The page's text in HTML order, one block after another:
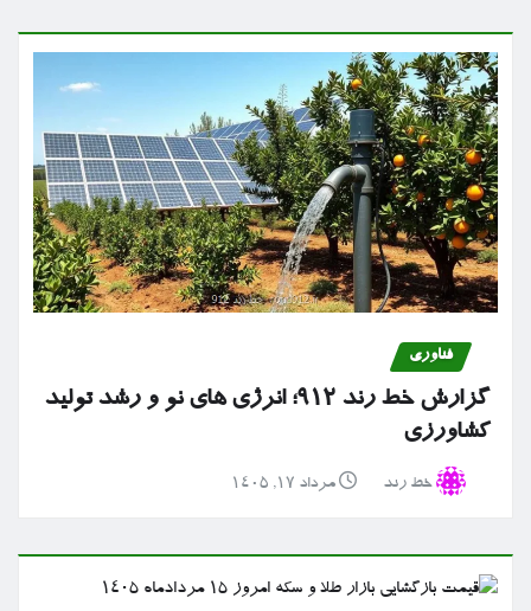
فناوری
گزارش خط رند ۹۱۲؛ انرژی های نو و رشد تولید
کشاورزی
خط رند مرداد ۱۷, ۱۴۰۵